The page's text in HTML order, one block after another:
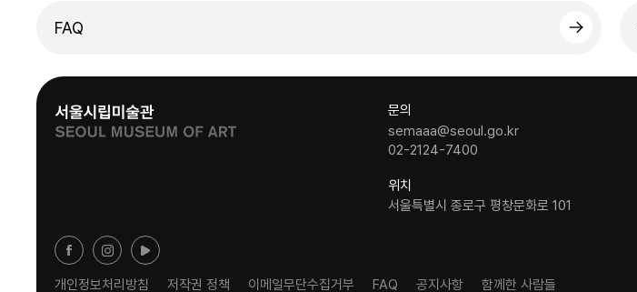
FAQ
문의
semaaa@seoul.go.kr
02-2124-7400
위치
서울특별시 종로구 평창문화로 101
개인정보처리방침 저작권 정책 이메일무단수집거부 FAQ 공지사항 함께한 사람들